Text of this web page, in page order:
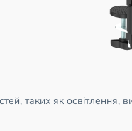
таких як